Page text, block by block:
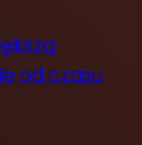
od czasu